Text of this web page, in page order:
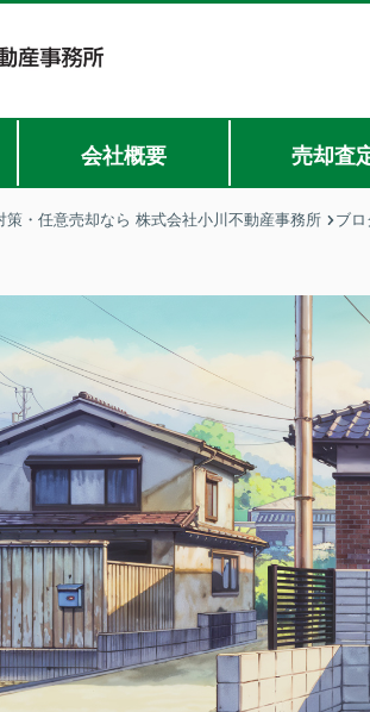
会社概要 売却査
・任意売却なら 株式会社小川不動産事務所 ブロ